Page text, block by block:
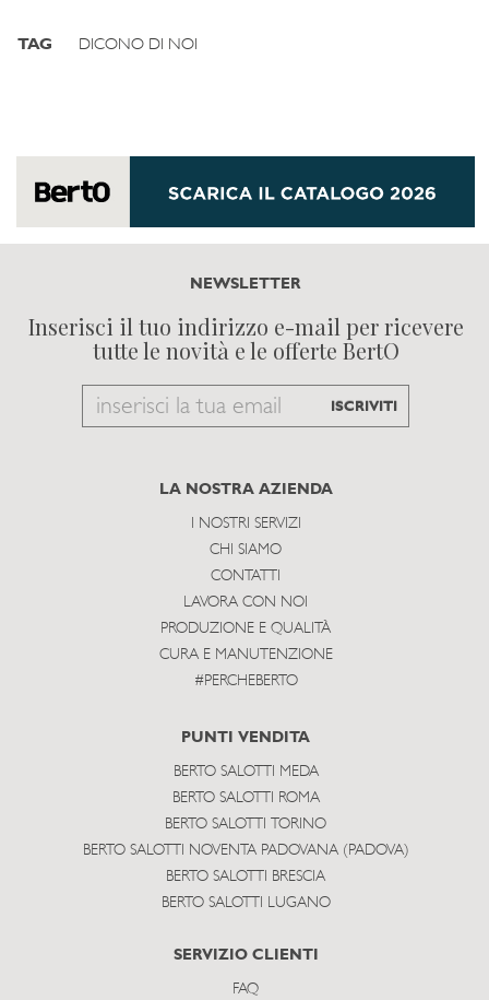
TAG DICONO DI NOI
NEWSLETTER
Inserisci il tuo indirizzo e-mail per ricevere
tutte le novità e le offerte BertO
Email
subscribe
ISCRIVITI
LA NOSTRA AZIENDA
I NOSTRI SERVIZI
CHI SIAMO
CONTATTI
LAVORA CON NOI
PRODUZIONE E QUALITÀ
CURA E MANUTENZIONE
#PERCHEBERTO
PUNTI VENDITA
BERTO SALOTTI MEDA
BERTO SALOTTI ROMA
BERTO SALOTTI TORINO
BERTO SALOTTI NOVENTA PADOVANA (PADOVA)
BERTO SALOTTI BRESCIA
BERTO SALOTTI LUGANO
SERVIZIO CLIENTI
FAQ